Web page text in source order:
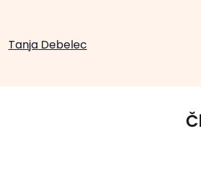
Tanja Debelec